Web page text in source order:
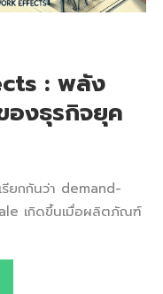
: พลัง
องธุรกิจยุค
ยกกันว่า demand-
เกิดขึ้นเมื่อผลิตภัณฑ์